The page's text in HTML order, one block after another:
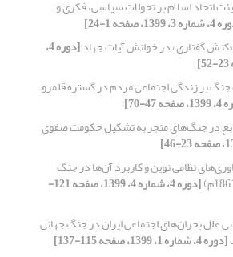
اتحاد اسلام بر تحولات سیاسی، فکری و
1399، صفحه 1-24]
گفتاری» در خوانش آیات جهاد [دوره 4،
بر زندگی اجتماعی مردم در گستره قلمرو
در جنگ‌های منجر به تشکیل حکومت صفوی
نظامی نوین و کاربرد آن‌ها در جنگ
[دوره 4، شماره 4، 1399، صفحه 121-
علل بحران‌های اجتماعی ایران در جنگ جهانی
[دوره 4، شماره 1، 1399، صفحه 115-137]